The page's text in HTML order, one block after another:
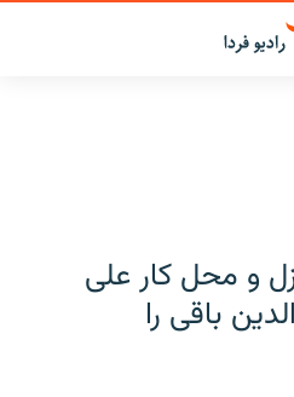
و محل کار علی
باقی را